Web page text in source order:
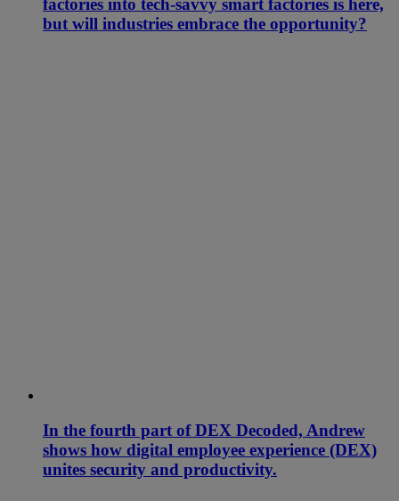
factories into tech-savvy smart factories is here,
but will industries embrace the opportunity?
In the fourth part of DEX Decoded, Andrew
shows how digital employee experience (DEX)
unites security and productivity.